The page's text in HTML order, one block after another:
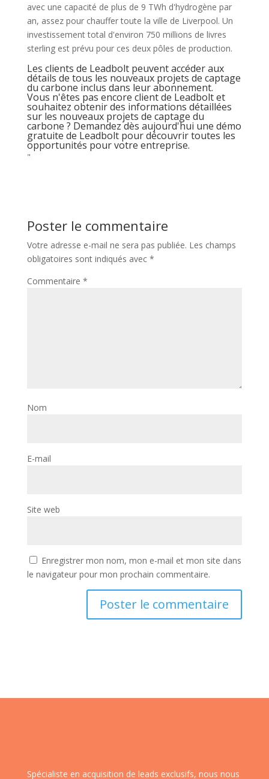
avec une capacité de plus de 9 TWh d'hydrogène par
an, assez pour chauffer toute la ville de Liverpool. Un
investissement total d'environ 750 millions de livres
sterling est prévu pour ces deux pôles de production.
Les clients de Leadbolt peuvent accéder aux
détails de tous les nouveaux projets de captage
du carbone inclus dans leur abonnement.
Vous n'êtes pas encore client de Leadbolt et
souhaitez obtenir des informations détaillées
sur les nouveaux projets de captage du
carbone ? Demandez dès aujourd'hui une démo
gratuite de Leadbolt pour découvrir toutes les
opportunités pour votre entreprise.
"
Poster le commentaire
Votre adresse e-mail ne sera pas publiée. Les champs
obligatoires sont indiqués avec *
Commentaire *
Nom
E-mail
Site web
Enregistrer mon nom, mon e-mail et mon site dans
le navigateur pour mon prochain commentaire.
Spécialiste en acquisition de leads exclusifs, nous nous